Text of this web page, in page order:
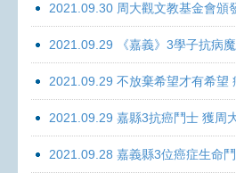
2021.09.30 周大觀文教基金會
2021.09.29 《嘉義》3學子抗病
2021.09.29 不放棄希望才有希望
2021.09.29 嘉縣3抗癌鬥士 獲周
2021.09.28 嘉義縣3位癌症生命